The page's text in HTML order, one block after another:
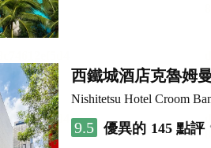
西鐵城酒店克魯姆
Nishitetsu Hotel Croom
9.5 優異的 145 點評